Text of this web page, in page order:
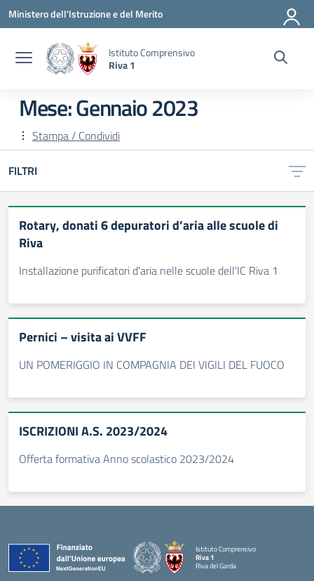
Vai ai contenuti
Vai al menu di navigazione
Vai al footer
Ministero dell'Istruzione e del Merito
Istituto Comprensivo
Riva 1
Mese:Gennaio 2023
Stampa / Condividi
FILTRI
Rotary, donati 6 depuratori d’aria alle scuole di
Riva
Installazione purificatori d'aria nelle scuole dell'IC Riva 1
Pernici – visita ai VVFF
UN POMERIGGIO IN COMPAGNIA DEI VIGILI DEL FUOCO
ISCRIZIONI A.S. 2023/2024
Offerta formativa Anno scolastico 2023/2024
Istituto Comprensivo
Riva 1
Riva del Garda